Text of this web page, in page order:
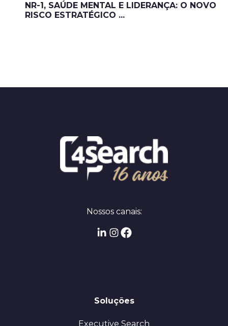
NR-1, SAÚDE MENTAL E LIDERANÇA: O NOVO
RISCO ESTRATÉGICO ...
Nossos canais:
Soluções
Executive Search